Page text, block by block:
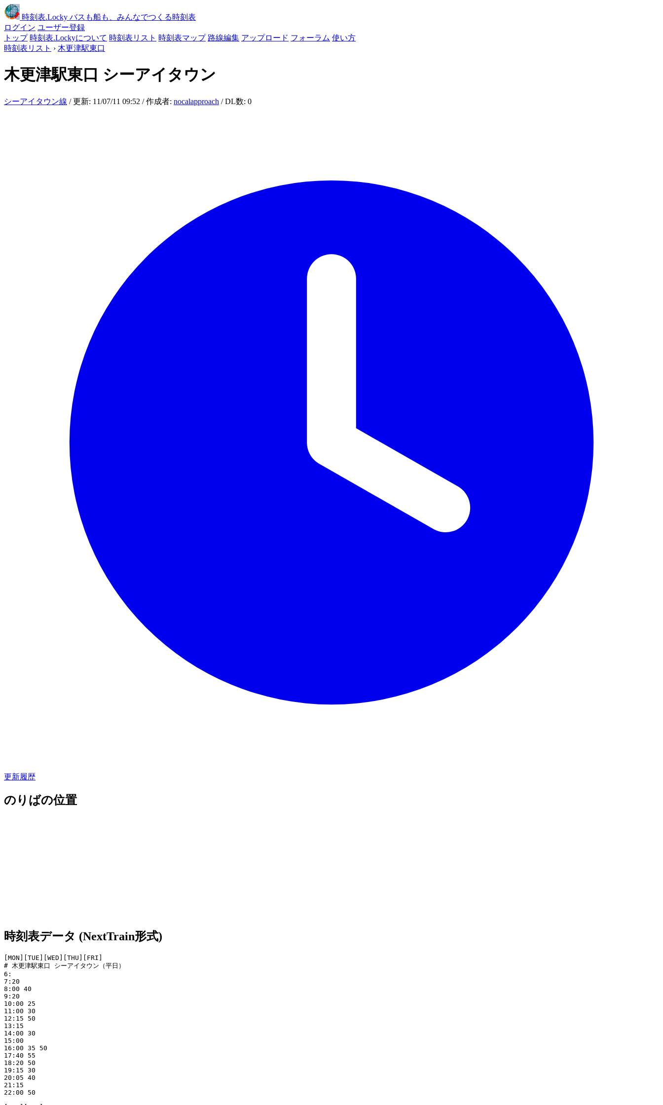
時刻表.Locky バスも船も、みんなでつくる時刻表
ログイン ユーザー登録
トップ 時刻表.Lockyについて 時刻表リスト 時刻表マップ 路線編集 アップロード フォーラム 使い方
時刻表リスト › 木更津駅東口
木更津駅東口 シーアイタウン
シーアイタウン線 / 更新: 11/07/11 09:52 / 作成者: nocalapproach / DL数: 0
更新履歴
のりばの位置
時刻表データ (NextTrain形式)
[MON][TUE][WED][THU][FRI]
# 木更津駅東口 シーアイタウン（平日）
6:
7:20
8:00 40
9:20
10:00 25
11:00 30
12:15 50
13:15
14:00 30
15:00
16:00 35 50
17:40 55
18:20 50
19:15 30
20:05 40
21:15
22:00 50